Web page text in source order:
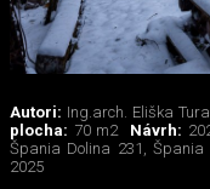
Autori: Ing.arch. Eliška
plocha: 70 m2 Návrh:
Špania Dolina 231, Špania
2025